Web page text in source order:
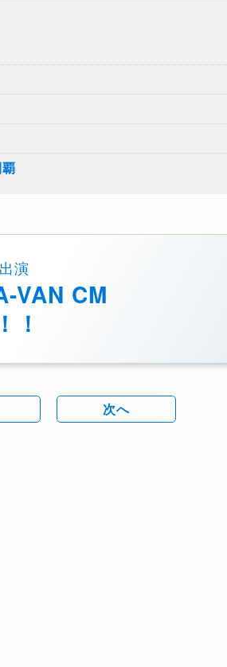
演
VAN CM
！
次へ